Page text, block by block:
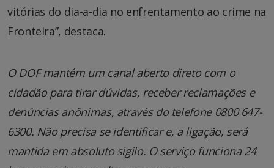
vitórias do dia-a-dia no enfrentamento ao crime na
Fronteira”, destaca.
O DOF mantém um canal aberto direto com o
cidadão para tirar dúvidas, receber reclamações e
denúncias anônimas, através do telefone 0800 647-
6300. Não precisa se identificar e, a ligação, será
mantida em absoluto sigilo. O serviço funciona 24